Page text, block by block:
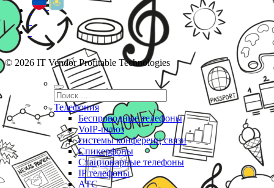
© 2026 IT Vendor Profitable Technologies
Телефония
Беспроводные телефоны
VoIP-шлюз
системы конференц связи
Спикерфоны
Стационарные телефоны
IP телефоны
АТС